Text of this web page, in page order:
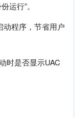
运行”。
动程序，节省用户
时是否显示UAC